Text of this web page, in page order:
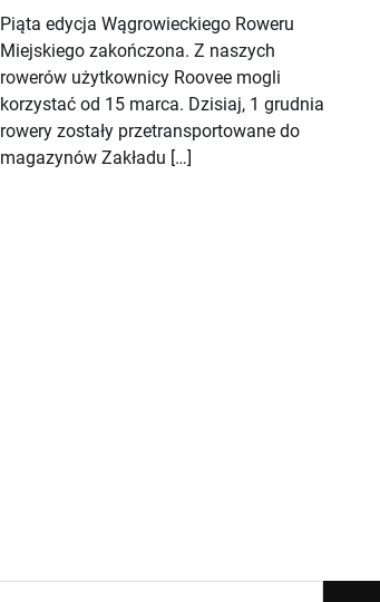
Piąta edycja Wągrowieckiego Roweru
Miejskiego zakończona. Z naszych
rowerów użytkownicy Roovee mogli
korzystać od 15 marca. Dzisiaj, 1 grudnia
rowery zostały przetransportowane do
magazynów Zakładu […]